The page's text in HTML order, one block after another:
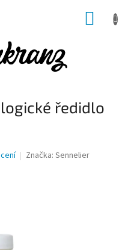
ředidlo
Značka: Sennelier